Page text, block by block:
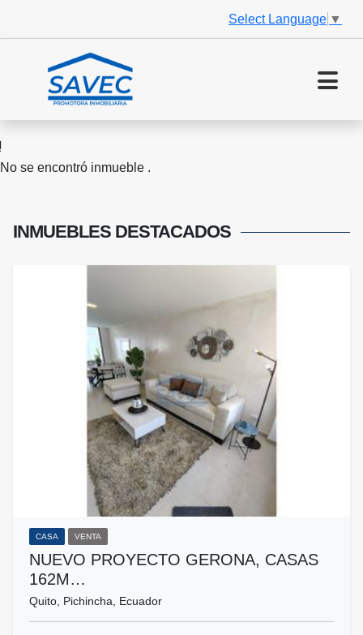
Select Language ▼
No se encontró inmueble .
INMUEBLES DESTACADOS
CASA VENTA
NUEVO PROYECTO GERONA, CASAS
162M…
Quito, Pichincha, Ecuador